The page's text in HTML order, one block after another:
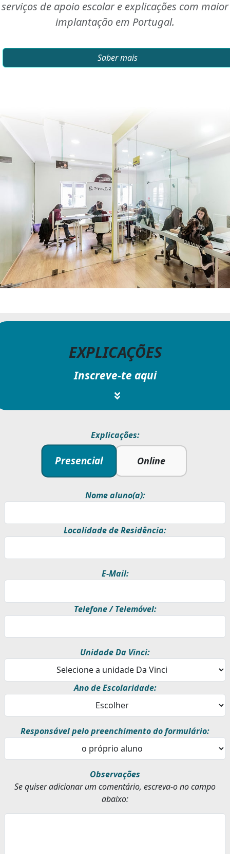
serviços de apoio escolar e explicações com maior
implantação em Portugal.
Saber mais
EXPLICAÇÕES
Inscreve-te aqui
Explicações:
Presencial Online
Nome aluno(a):
Localidade de Residência:
E-Mail:
Telefone / Telemóvel:
Unidade Da Vinci:
Ano de Escolaridade:
Responsável pelo preenchimento do formulário:
Observações
Se quiser adicionar um comentário, escreva-o no campo
abaixo: